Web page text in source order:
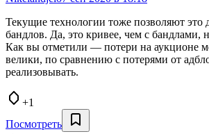
Текущие технологии тоже позволяют это
бандлов. Да, это кривее, чем с бандлами,
Как вы отметили — потери на аукционе
велики, по сравнению с потерями от
реализовывать.
+1
Посмотреть